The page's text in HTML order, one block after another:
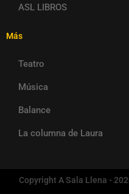
ASL LIBROS
Más
Teatro
Música
Balance
La columna de Laura
Copyright A Sala Llena -